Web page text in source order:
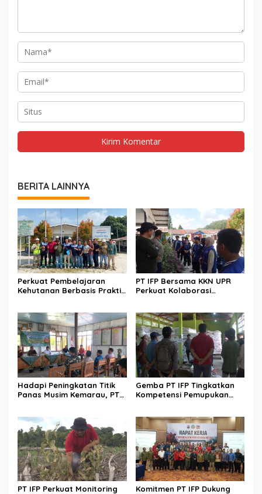
BERITA LAINNYA
Perkuat Pembelajaran
Kehutanan Berbasis Praktik
Yogyakarta
PT IFP Bersama KKN UPR
Perkuat Kolaborasi
Hadapi Peningkatan Titik
Panas Musim Kemarau, PT
Gemba PT IFP Tingkatkan
Kompetensi Pemupukan
PT IFP Perkuat Monitoring
Komitmen PT IFP Dukung